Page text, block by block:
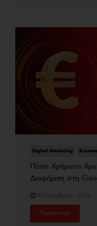
Digital Marketing
Πόσα Χρήματα
Διαφήμιση στη
18 Οκτωβρίου, 2024
Περισσότερα